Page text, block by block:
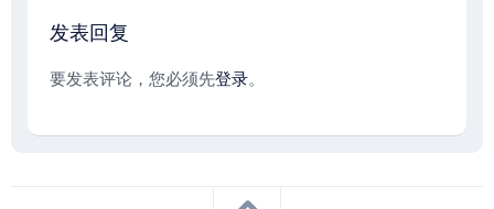
发表回复
要发表评论，您必须先登录。